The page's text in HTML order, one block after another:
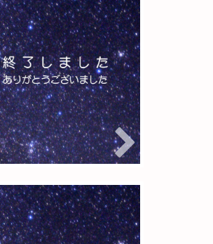
の名月を見よ
参加者募集中
年10月1日
ガールの観測会
ールの観測
媛の集い